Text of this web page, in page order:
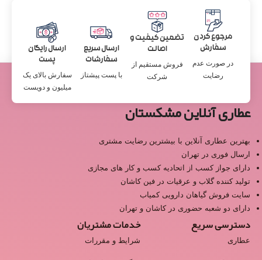
مرجوع کردن
سفارش
در صورت عدم
رضایت
تضمین کیفیت و
اصالت
فروش مستقیم از
شرکت
ارسال سریع
سفارشات
با پست پیشتاز
ارسال رایگان
پست
سفارش بالای یک
میلیون و دویست
عطاری آنلاین مشکستان
بهترین عطاری آنلاین با بیشترین رضایت مشتری
ارسال فوری در تهران
دارای جواز کسب از اتحادیه کسب و کار های مجازی
تولید کننده گلاب و عرقیات در فین کاشان
سایت فروش گیاهان دارویی کمیاب
دارای دو شعبه حضوری در کاشان و تهران
دسترسی سریع
عطاری
خدمات مشتریان
شرایط و مقررات